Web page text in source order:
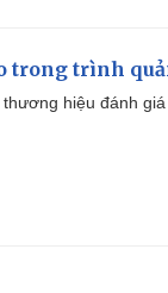
trong trình
hiệu đánh